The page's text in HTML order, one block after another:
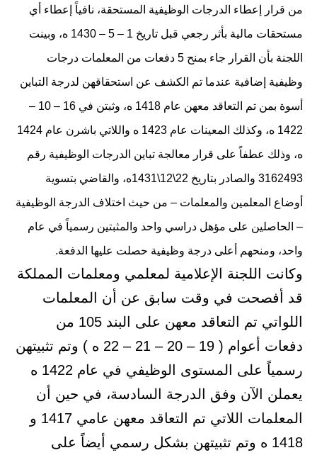
من قرار إعطاء الدرجات الوظيفية المستحقة، نافياً إعطاء أي
مستحقات مالية بأثر رجعي قبل تاريخ 1 – 5 – 1430 ه، وبينت
اللجنة بأن القرار جاء بمنح 5 دفعات من المعلمات درجات
وظيفية إضافية عندما تم الكشف عن استحقاقهن لدرجة التباين
أسوة بمن تم التعاقد معهن عام 1418 ه، وثبتن في 16 – 10 –
1422 ه، وكذلك المعينات عام 1423 ه واللاتي باشرن عام 1424
ه، وذلك عطفاً على قرار معالجة تباين الدرجات الوظيفية رقم
3162493 والصادر بتاريخ 22\12\1431ه، والقاضي بتسوية
أوضاع المعلمين والمعلمات – من حيث اختلاف الدرجة الوظيفية
– الحاصلين على مؤهل دراسي واحد والمثبتين رسمياً في عام
واحد، ومنحهم أعلى درجة وظيفية حصلت عليها الدفعة.
وكانت اللجنة الإعلامية لمعلمي ومعلمات المملكة
قد أفصحت في وقت سابق عن أن المعلمات
اللواتي تم التعاقد معهن على البند 105 من
دفعات أعوام ( 19 – 20 – 21 – 22 ه ) وتم تثبيتهن
رسمياً على المستوى الوظيفي في عام 1422 ه
يعملن الآن وفق الدرجة السادسة، في حين أن
المعلمات اللاتي تم التعاقد معهن عامي 1417 و
1418 ه وتم تثبيتهن بشكل رسمي أيضاً على